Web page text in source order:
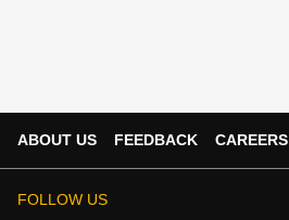
ABOUT US FEEDBACK CAREERS
FOLLOW US